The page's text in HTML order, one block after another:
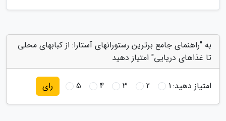
به "راهنمای جامع برترین رستورانهای آستارا: از کبابهای محلی
تا غذاهای دریایی" امتیاز دهید
امتیاز دهید:1
2
3
4
5 رای